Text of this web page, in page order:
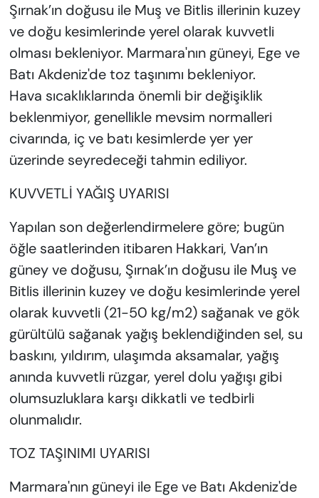
Şırnak’ın doğusu ile Muş ve Bitlis illerinin kuzey
ve doğu kesimlerinde yerel olarak kuvvetli
olması bekleniyor. Marmara'nın güneyi, Ege ve
Batı Akdeniz'de toz taşınımı bekleniyor.
Hava sıcaklıklarında önemli bir değişiklik
beklenmiyor, genellikle mevsim normalleri
civarında, iç ve batı kesimlerde yer yer
üzerinde seyredeceği tahmin ediliyor.
KUVVETLİ YAĞIŞ UYARISI
Yapılan son değerlendirmelere göre; bugün
öğle saatlerinden itibaren Hakkari, Van’ın
güney ve doğusu, Şırnak’ın doğusu ile Muş ve
Bitlis illerinin kuzey ve doğu kesimlerinde yerel
olarak kuvvetli (21-50 kg/m2) sağanak ve gök
gürültülü sağanak yağış beklendiğinden sel, su
baskını, yıldırım, ulaşımda aksamalar, yağış
anında kuvvetli rüzgar, yerel dolu yağışı gibi
olumsuzluklara karşı dikkatli ve tedbirli
olunmalıdır.
TOZ TAŞINIMI UYARISI
Marmara'nın güneyi ile Ege ve Batı Akdeniz'de